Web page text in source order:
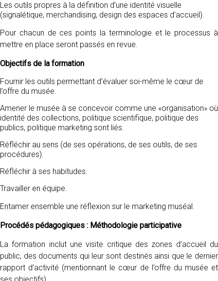
Les outils propres à la définition d’une identité visuelle
(signalétique, merchandising, design des espaces d’accueil).
Pour chacun de ces points la terminologie et le processus à
mettre en place seront passés en revue.
Objectifs de la formation
Fournir les outils permettant d’évaluer soi-même le cœur de
l’offre du musée.
Amener le musée à se concevoir comme une «organisation» où
identité des collections, politique scientifique, politique des
publics, politique marketing sont liés.
Réfléchir au sens (de ses opérations, de ses outils, de ses
procédures).
Réfléchir à ses habitudes.
Travailler en équipe.
Entamer ensemble une réflexion sur le marketing muséal.
Procédés pédagogiques : Méthodologie participative
La formation inclut une visite critique des zones d’accueil du
public, des documents qui leur sont destinés ainsi que le dernier
rapport d’activité (mentionnant le cœur de l’offre du musée et